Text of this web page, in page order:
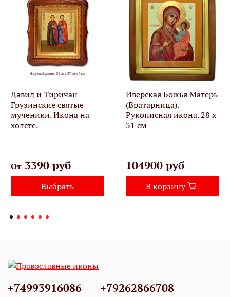
Давид и Тиричан
Грузинские святые
мученики. Икона на
холсте.
От3390 руб
Выбрать
Иверская Божья Матерь
(Вратарница).
Рукописная икона. 28 х
31 см
104900 руб
В корзину
+74993916086 +79262866708